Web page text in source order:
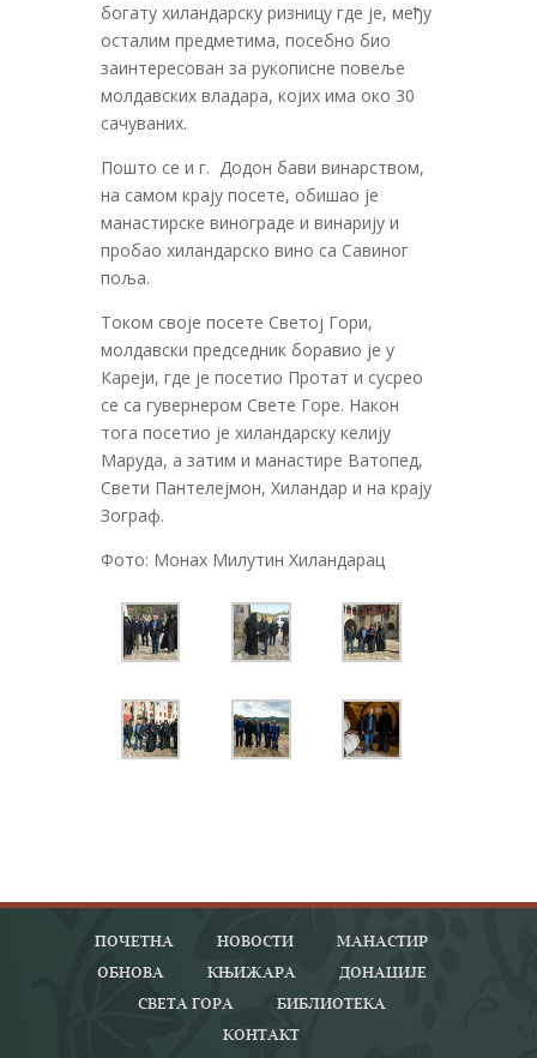
богату хиландарску ризницу где је, међу
осталим предметима, посебно био
заинтересован за рукописне повеље
молдавских владара, којих има око 30
сачуваних.
Пошто се и г. Додон бави винарством,
на самом крају посете, обишао је
манастирске винограде и винарију и
пробао хиландарско вино са Савиног
поља.
Током своје посете Светој Гори,
молдавски председник боравио је у
Кареји, где је посетио Протат и сусрео
се са гувернером Свете Горе. Након
тога посетио је хиландарску келију
Маруда, а затим и манастире Ватопед,
Свети Пантелејмон, Хиландар и на крају
Зограф.
Фото: Монах Милутин Хиландарац
ПОЧЕТНА НОВОСТИ
МАНАСТИР
ОБНОВА
КЊИЖАРА
ДОНАЦИЈЕ
СВЕТА ГОРА
БИБЛИОТЕКА
КОНТАКТ